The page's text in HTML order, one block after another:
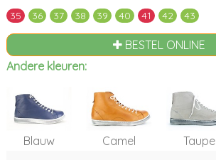
35 36 37 38 39 40 41 42 43
BESTEL ONLINE
Andere kleuren:
Blauw Camel Taupe